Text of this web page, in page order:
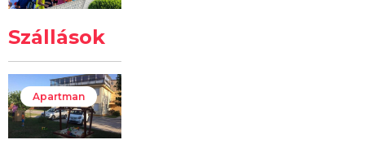
Szállások
Apartman